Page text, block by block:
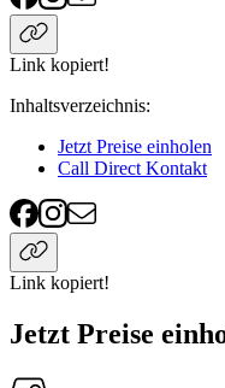
Link kopiert!
Inhaltsverzeichnis:
Jetzt Preise einholen
Call Direct Kontakt
Link kopiert!
Jetzt Preise